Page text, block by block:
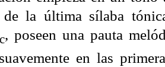
la última sílaba
, poseen una pauta
en las